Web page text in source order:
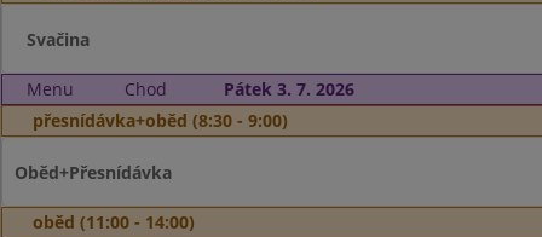
Svačina
Menu Chod
Pátek 3. 7. 2026
přesnídávka+oběd (8:30 - 9:00)
Oběd+Přesnídávka
oběd (11:00 - 14:00)